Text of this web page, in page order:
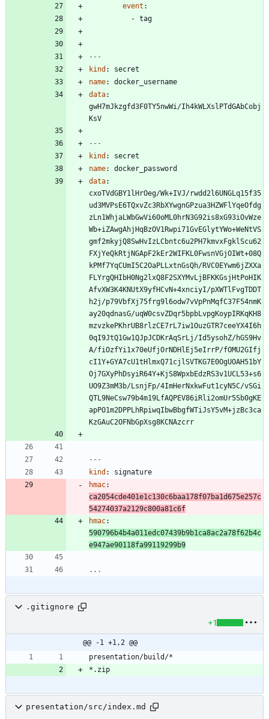
event :
- tag
---
kind :
secret
name:
docker_username
data:
gwH7mJkzgfd3F0TY5nwWi/Ih4kWLXslPTdGAbCobj
KsV
---
kind :
secret
name:
docker_password
data:
cxoTVdGBY1lHrOeg/Wk+IVJ/rwdd2l6UNGLq15f35
ud3MVPsE6TQxvZc3RbXYwgnGPzua3HZWFlYqeOfdg
zLn1WhjaLWbGwVi60oML0hrN3G92is8xG93iOvWze
Wb+iZAwgAhjHqBzOV1Rwpi71GvEGlytYWo+WeNtVS
gmf2mkyjQ8SwHvIzLCbntc6u2PH7kmvxFgklScu62
FXjYeQkRtjNGApF2kEr2WIFKL0FwsnVGjOIWt+08Q
kPMf7YqCUmI5C2OaPLLxtnGsQh/RVC0EYwm6jZXXa
FLYrgQHIbH0Ng2lxQ8F2SXYMvLjBFKKGsjHtPoHIK
AfvXW3K4KNUtX9yfHCvN+4xnciyI/pXWTlFvgTDDT
h2j/p79VbfXj75frg9l6odw7vVpPnMqfC37F54nmK
ay20qdnasG/uqW0csvZDqr5bpbLvpgKoypIRKqKH8
mzvzkePKhrUB8rlzCE7rL7iw1OuzGTR7ceeYX4I6h
0qI9JtQ1Gw1QJpJCDKrAqSrLj/Id5ysohZ/hGS9Hv
A/fiOzfYi1x70eUfjOrNDHlEj5eIrrP/fOMU2GIfj
cI1Y+GYA7cU1tHlmxQ71cjlSVTKG7E0OgUOAH51bY
Oj7GXyPhDsyiR64Y+KjS8WpxbEdzRS3v1UCL53+s6
UO9Z3mM3b/LsnjFp/4ImHerNxkwFut1cyN5C/vSGi
QTL9NeCsw79b4m19LfAQPEV86iRli2omUr5Sb0gKE
apPO1m2DPPLhRpiwqIbwBbgfWTiJsY5vM+jzBc3ca
KzGAuC2OFNbGpXsg8KCNAzcrr
---
kind :
signature
hmac:
ca2054cde401e1c130c6baa178f07ba1d675e257c
54274037a2129c800a81c6f
hmac:
590796b4b4a011edc07439b9b1ca8ac2a78f62b4c
e947ae90118fa99119299b9
...
.gitignore
+1
@@ -1 +1,2 @@
presentation/src/index.md